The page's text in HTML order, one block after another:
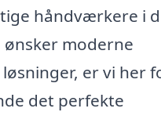
håndværkere i
moderne
er vi her
det perfekte